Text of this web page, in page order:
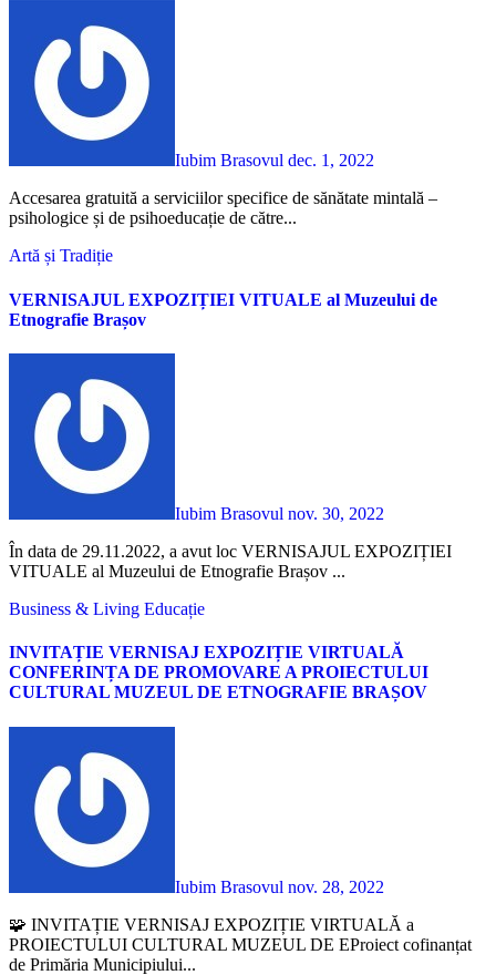
Iubim Brasovul dec. 1, 2022
Accesarea gratuită a serviciilor specifice de sănătate mintală –
psihologice și de psihoeducație de către...
Artă și Tradiție
VERNISAJUL EXPOZIȚIEI VITUALE al Muzeului de
Etnografie Brașov
Iubim Brasovul nov. 30, 2022
În data de 29.11.2022, a avut loc VERNISAJUL EXPOZIȚIEI
VITUALE al Muzeului de Etnografie Brașov ...
Business & Living Educație
INVITAȚIE VERNISAJ EXPOZIȚIE VIRTUALĂ
CONFERINȚA DE PROMOVARE A PROIECTULUI
CULTURAL MUZEUL DE ETNOGRAFIE BRAȘOV
Iubim Brasovul nov. 28, 2022
🧩 INVITAȚIE VERNISAJ EXPOZIȚIE VIRTUALĂ a
PROIECTULUI CULTURAL MUZEUL DE EProiect cofinanțat
de Primăria Municipiului...